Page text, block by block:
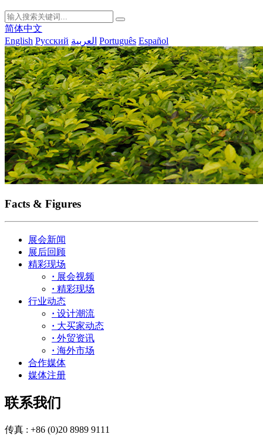
简体中文
English Русский العربية Português Español
Facts & Figures
展会新闻
展后回顾
精彩现场
· 展会视频
· 精彩现场
行业动态
· 设计潮流
· 大买家动态
· 外贸资讯
· 海外市场
合作媒体
媒体注册
联系我们
传真 : +86 (0)20 8989 9111